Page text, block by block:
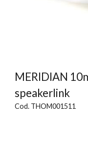
MERIDIAN
speakerlink
Cod. THOM001511